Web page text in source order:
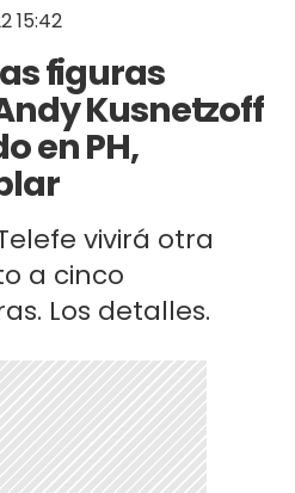
15:42
figuras
Kusnetzoff
en PH,
vivirá otra
a cinco
Los detalles.